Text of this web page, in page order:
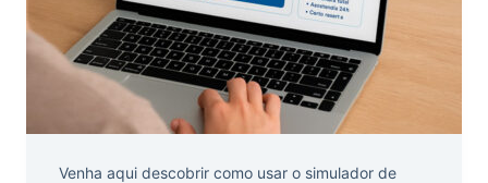
Venha aqui descobrir como usar o simulador de